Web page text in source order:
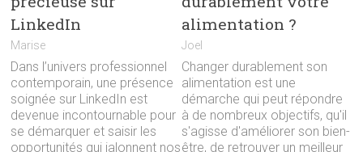
LinkedIn
Marise
Dans l’univers professionnel
contemporain, une présence
soignée sur LinkedIn est
devenue incontournable pour
se démarquer et saisir les
opportunités qui jalonnent nos
alimentation ?
Joel
Changer durablement son
alimentation est une
démarche qui peut répondre
à de nombreux objectifs, qu'il
s'agisse d'améliorer son bien-
être, de retrouver un meilleur